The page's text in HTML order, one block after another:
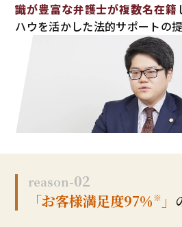
識が豊富な弁護士が複数名在籍
ハウを活かした法的サポートの提
reason-02
「お客様満足度97％※ 」